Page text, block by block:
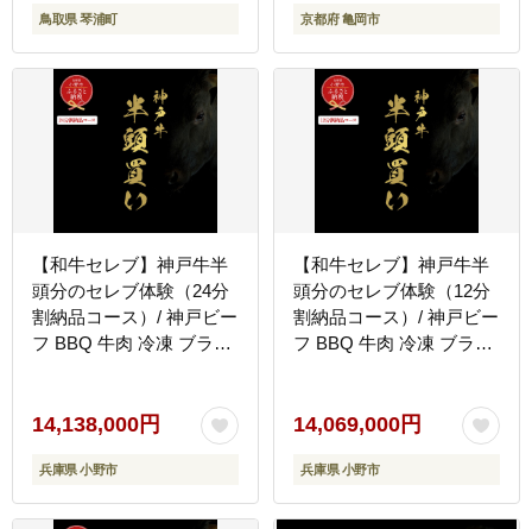
鳥取県 琴浦町 京都府 亀岡市
【和牛セレブ】神戸牛半
頭分のセレブ体験（24分
割納品コース）/ 神戸ビー
フ BBQ 牛肉 冷凍 ブラン
14,138,000円
兵庫県 小野市
【和牛セレブ】神戸牛半
頭分のセレブ体験（12分
割納品コース）/ 神戸ビー
フ BBQ 牛肉 冷凍 ブラン
14,069,000円
兵庫県 小野市